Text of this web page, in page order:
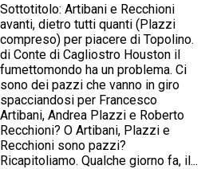
Sottotitolo: Artibani e Recchioni
avanti, dietro tutti quanti (Plazzi
compreso) per piacere di Topolino.
di Conte di Cagliostro Houston il
fumettomondo ha un problema. Ci
sono dei pazzi che vanno in giro
spacciandosi per Francesco
Artibani, Andrea Plazzi e Roberto
Recchioni? O Artibani, Plazzi e
Recchioni sono pazzi?
Ricapitoliamo. Qualche giorno fa, il...